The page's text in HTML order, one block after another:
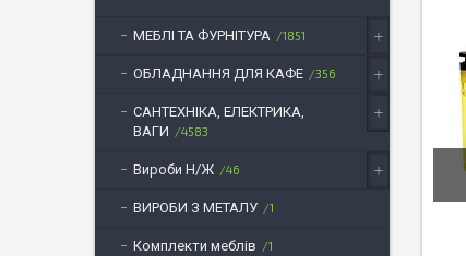
МЕБЛІ ТА ФУРНІТУРА 1851
ОБЛАДНАННЯ ДЛЯ КАФЕ 356
САНТЕХНІКА, ЕЛЕКТРИКА,
ВАГИ
4583
Вироби Н/Ж 46
ВИРОБИ З МЕТАЛУ 1
Комплекти меблів 1